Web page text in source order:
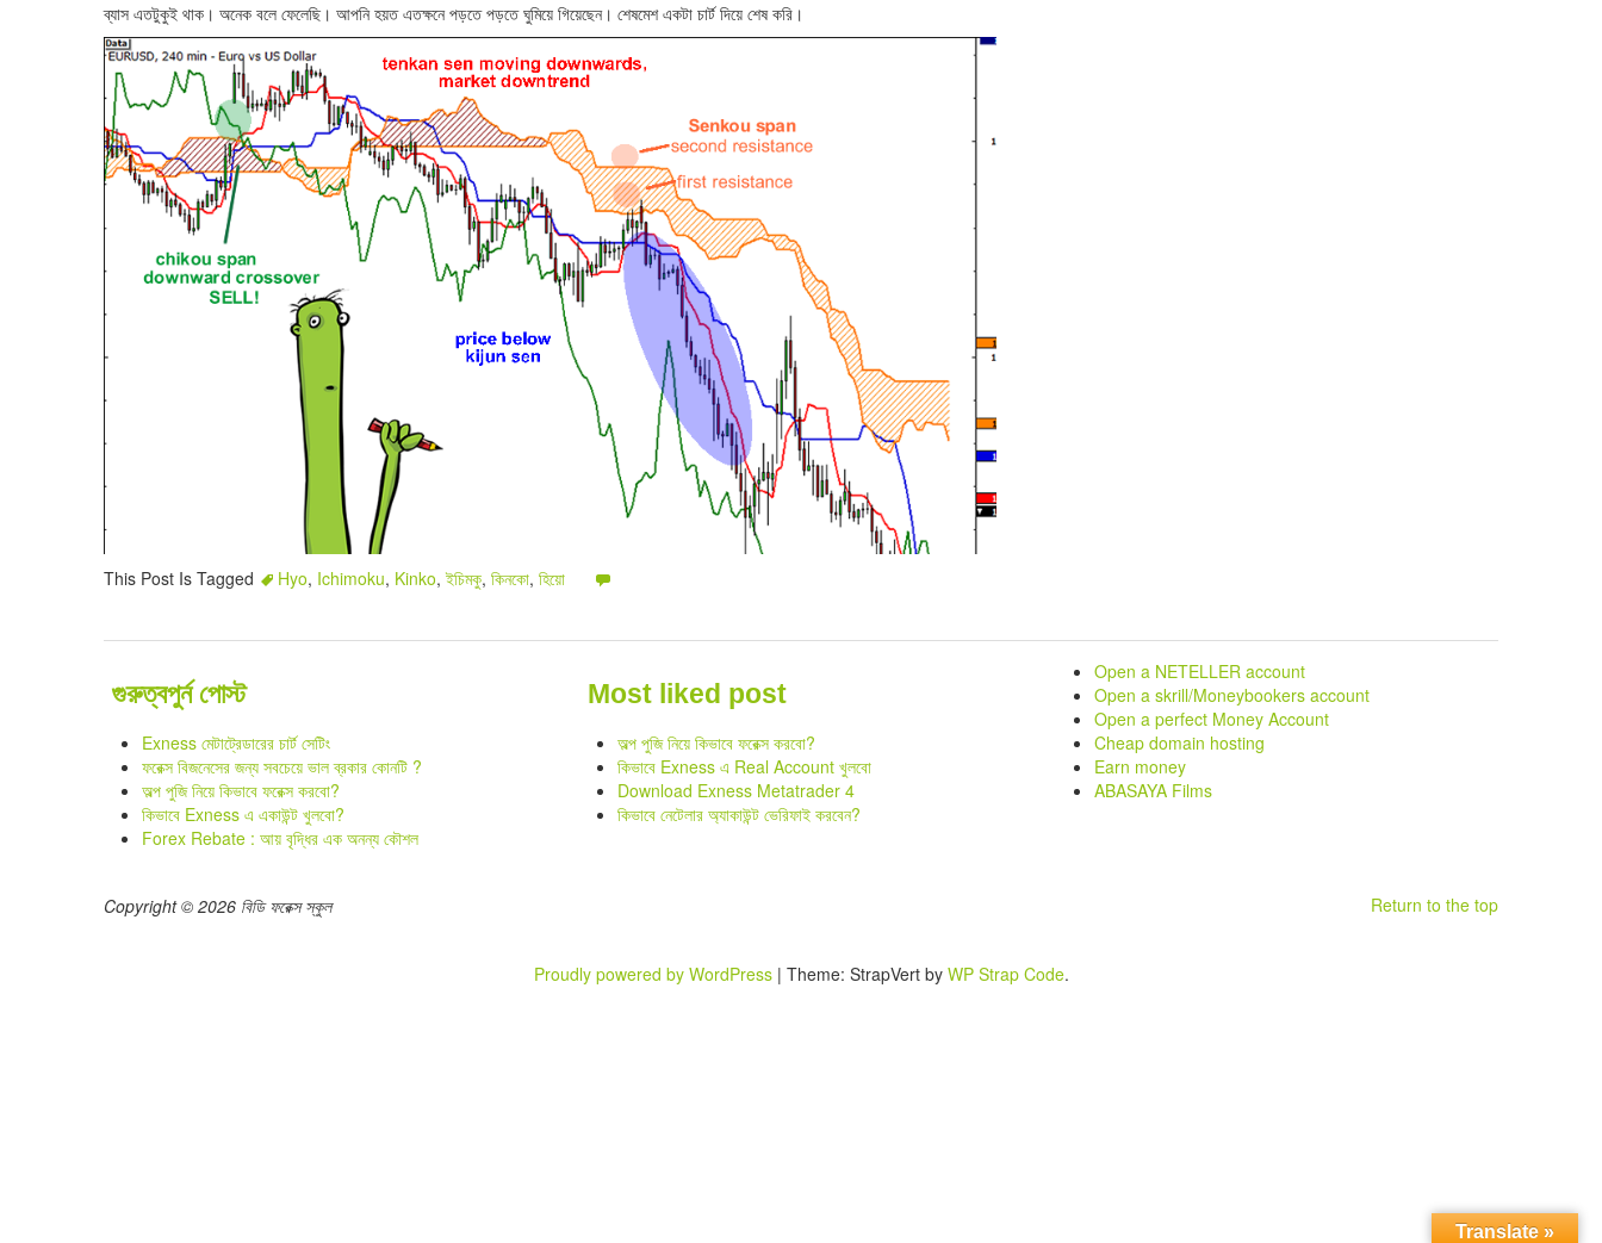
ব্যাস এতটুকুই থাক। অনেক বলে ফেলেছি। আপনি হয়ত এতক্ষনে পড়তে পড়তে ঘুমিয়ে গিয়েছেন। শেষমেশ একটা চার্ট দিয়ে শেষ করি।
This Post Is Tagged Hyo, Ichimoku, Kinko,ইচিমকু, কিনকো, হিয়ো
গুরুত্বপুর্ন পোস্ট
Exness মেটাট্রেডারের চার্ট সেটিং
ফরেক্স বিজনেসের জন্য সবচেয়ে ভাল ব্রকার কোনটি ?
অল্প পুজি নিয়ে কিভাবে ফরেক্স করবো?
কিভাবে Exness এ একাউন্ট খুলবো?
Forex Rebate : আয় বৃদ্ধির এক অনন্য কৌশল
Most liked post
অল্প পুজি নিয়ে কিভাবে ফরেক্স করবো?
কিভাবে Exness এ Real Account খুলবো
Download Exness Metatrader 4
কিভাবে নেটেলার অ্যাকাউন্ট ভেরিফাই করবেন?
Open a NETELLER account
Open a skrill/Moneybookers account
Open a perfect Money Account
Cheap domain hosting
Earn money
ABASAYA Films
Return to the top
Copyright © 2026 বিডি ফরেক্স স্কুল
Proudly powered by WordPress | Theme: StrapVert by WP Strap Code.
Translate »